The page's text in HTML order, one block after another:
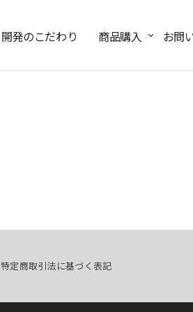
開発のこだわり 商品購入 お問
特定商取引法に基づく表記